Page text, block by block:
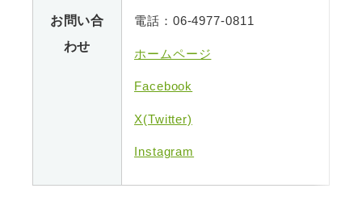
お問い合
わせ
電話：06-4977-0811
ホームページ
Facebook
X(Twitter)
Instagram